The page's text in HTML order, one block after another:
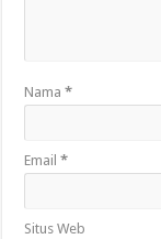
Nama*
Email*
Situs Web